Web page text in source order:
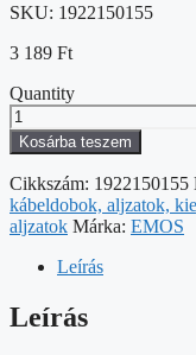
SKU: 1922150155
3 189 Ft
Quantity
Hosszabbító
1,4
m
/
5
aljzat
/
fehér
PVC
/
Kosárba teszem
Cikkszám: 1922150155
kábeldobok, aljzatok,
aljzatok Márka: EMOS
Leírás
Leírás